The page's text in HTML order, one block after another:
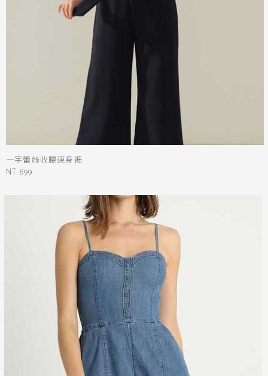
一字蕾絲收腰連身褲
NT 699